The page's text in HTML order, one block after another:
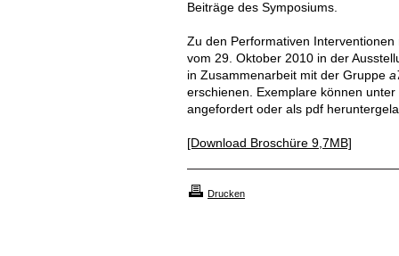
Beiträge des Symposiums.
Zu den Performativen
vom 29. Oktober 2010 in der
in Zusammenarbeit mit der Gruppe
erschienen. Exemplare können unter
angefordert oder als pdf
[Download Broschüre 9,7MB]
Drucken